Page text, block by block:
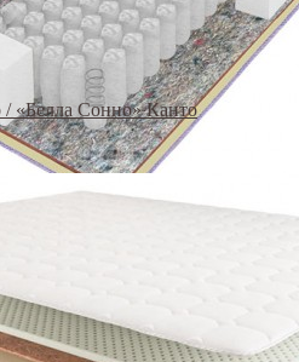
/ «Белла Сонно» Канто